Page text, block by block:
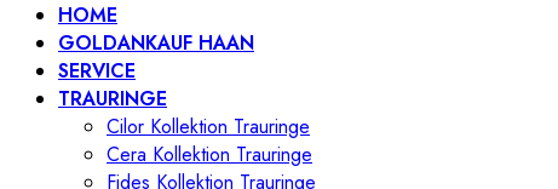
HOME
GOLDANKAUF HAAN
SERVICE
TRAURINGE
Cilor Kollektion Trauringe
Cera Kollektion Trauringe
Fides Kollektion Trauringe